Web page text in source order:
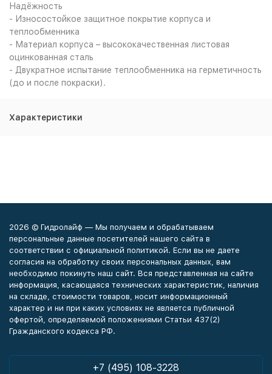
Надёжность
- Износостойкое защитное покрытие корпуса и
теплообменника
- Материал корпуса – высококачественная листовая
оцинкованная сталь
- Двукратное испытание теплообменника на герметичность
(до и после покраски).
Характеристики
2026 © Гидролайф — Мы получаем и обрабатываем
персональные данные посетителей нашего сайта в
соответствии с официальной политикой. Если вы не даете
согласия на обработку своих персональных данных, вам
необходимо покинуть наш сайт. Вся представленная на сайте
информация, касающаяся технических характеристик, наличия
на складе, стоимости товаров, носит информационный
характер и ни при каких условиях не является публичной
офертой, определяемой положениями Статьи 437(2)
Гражданского кодекса РФ.
+7 (495) 108-3228